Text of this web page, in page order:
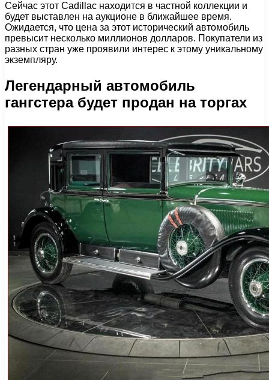
Сейчас этот Cadillac находится в частной коллекции и
будет выставлен на аукционе в ближайшее время.
Ожидается, что цена за этот исторический автомобиль
превысит несколько миллионов долларов. Покупатели из
разных стран уже проявили интерес к этому уникальному
экземпляру.
Легендарный автомобиль
гангстера будет продан на торгах